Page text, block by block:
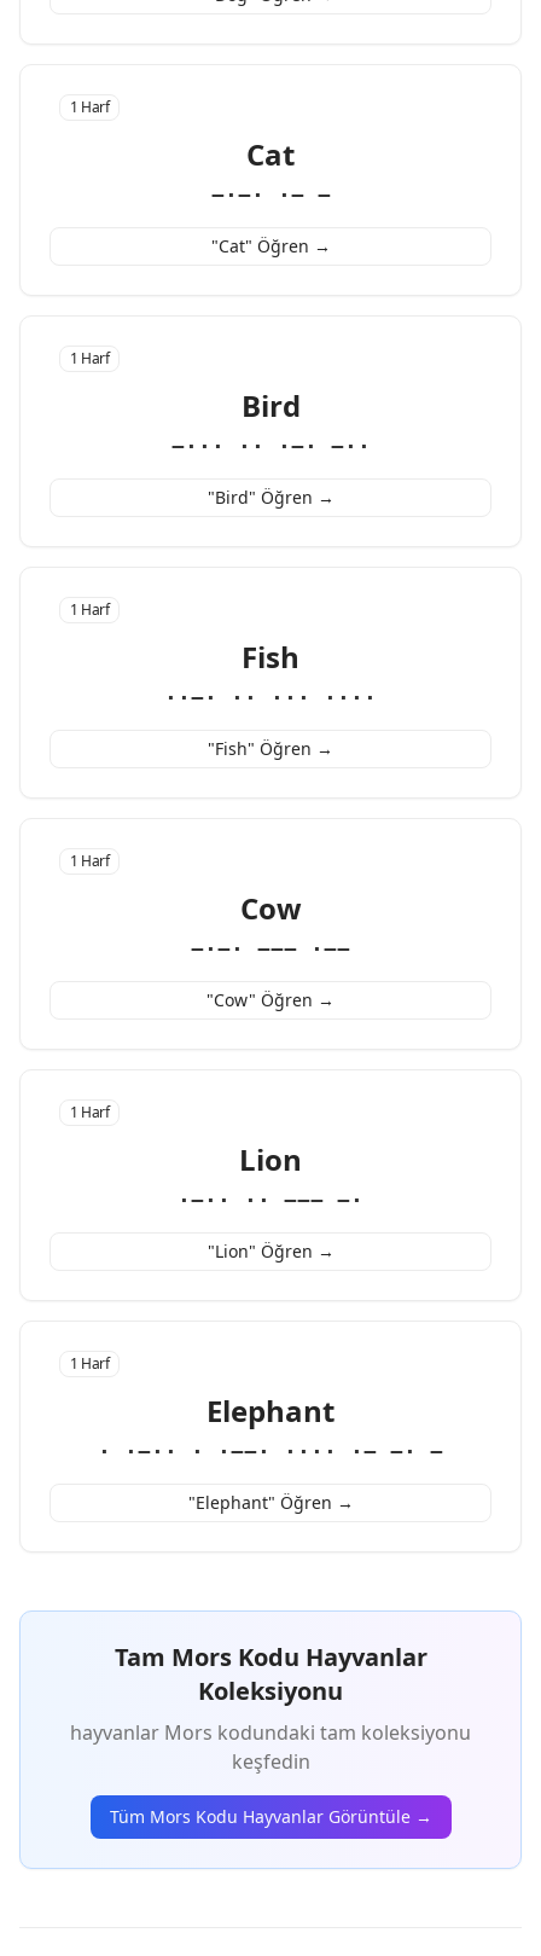
1 Harf
Cat
−·−· ·− −
"Cat" Öğren →
1 Harf
Bird
−··· ·· ·−· −··
"Bird" Öğren →
1 Harf
Fish
··−· ·· ··· ····
"Fish" Öğren →
1 Harf
Cow
−·−· −−− ·−−
"Cow" Öğren →
1 Harf
Lion
·−·· ·· −−− −·
"Lion" Öğren →
1 Harf
Elephant
· ·−·· · ·−−· ···· ·− −· −
"Elephant" Öğren →
Tam Mors Kodu Hayvanlar
Koleksiyonu
hayvanlar Mors kodundaki tam koleksiyonu
keşfedin
Tüm Mors Kodu Hayvanlar Görüntüle →